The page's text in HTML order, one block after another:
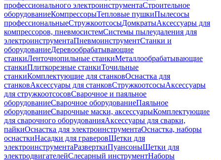
профессионального электроинструментаСтроительное
оборудованиеКомпрессорыТепловые пушкиПылесосы
профессиональныеСтружкоотсосыДомкратыАксессуары для
компрессоров, пневмосистемСистемы пылеудаления для
электроинструментаПневмоинструментСтанки и
оборудованиеДеревообрабатывающие
станкиЛенточнопильные станкиМеталлообрабатывающие
станкиПлиткорезные станкиТочильные
станкиКомплектующие для станковОснастка для
станковАксессуары для станковСтружкоотсосыАксессуары
для стружкоотсосовСварочное и паяльное
оборудованиеСварочное оборудованиеПаяльное
оборудованиеСварочные маски, аксессуарыКомплектующие
для сварочного оборудованияАксессуары для сварки,
пайкиОснастка для электроинструментаОснастка, наборы
оснасткиНасадки для граверовЩетки для
электроинструментаРазверткиПуансоныЩетки для
электродвигателейСлесарный инструментНаборы